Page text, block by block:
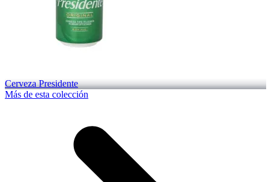
Cerveza Presidente
Más de esta colección